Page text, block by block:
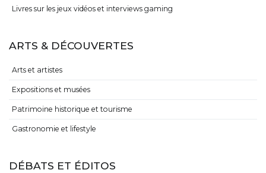
Livres sur les jeux vidéos et interviews gaming
ARTS & DÉCOUVERTES
Arts et artistes
Expositions et musées
Patrimoine historique et tourisme
Gastronomie et lifestyle
DÉBATS ET ÉDITOS